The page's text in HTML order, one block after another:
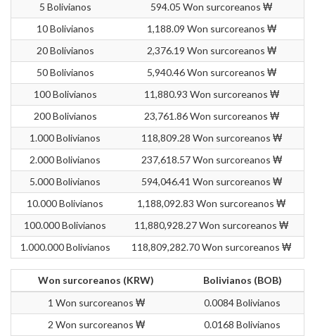
5 Bolivianos
594.05 Won surcoreanos ₩
10 Bolivianos
1,188.09 Won surcoreanos ₩
20 Bolivianos
2,376.19 Won surcoreanos ₩
50 Bolivianos
5,940.46 Won surcoreanos ₩
100 Bolivianos
11,880.93 Won surcoreanos ₩
200 Bolivianos
23,761.86 Won surcoreanos ₩
1.000 Bolivianos
118,809.28 Won surcoreanos ₩
2.000 Bolivianos
237,618.57 Won surcoreanos ₩
5.000 Bolivianos
594,046.41 Won surcoreanos ₩
10.000 Bolivianos
1,188,092.83 Won surcoreanos ₩
100.000 Bolivianos
11,880,928.27 Won surcoreanos ₩
1.000.000 Bolivianos
118,809,282.70 Won surcoreanos ₩
Won surcoreanos (KRW)
Bolivianos (BOB)
1 Won surcoreanos ₩
0.0084 Bolivianos
2 Won surcoreanos ₩
0.0168 Bolivianos